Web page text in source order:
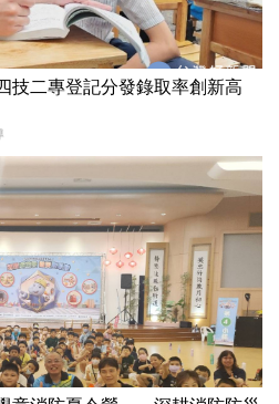
二專登記分發錄取率創新高